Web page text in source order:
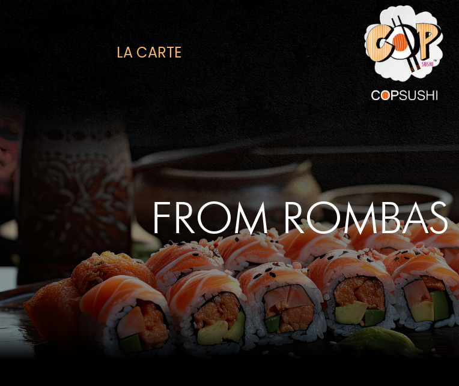
Charte Qualité
C.G.V
Contact
Mentions Légales
Mon Compte
Notre Restaurant
Zones de Livraison
LA CARTE
FROM